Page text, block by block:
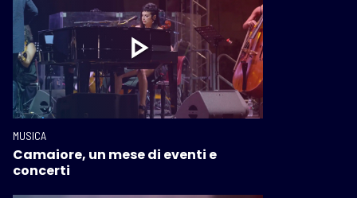
MUSICA
Camaiore, un mese di eventi e
concerti